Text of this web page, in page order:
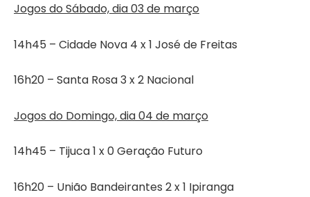
Jogos do Sábado, dia 03 de março
14h45 – Cidade Nova 4 x 1 José de Freitas
16h20 – Santa Rosa 3 x 2 Nacional
Jogos do Domingo, dia 04 de março
14h45 – Tijuca 1 x 0 Geração Futuro
16h20 – União Bandeirantes 2 x 1 Ipiranga